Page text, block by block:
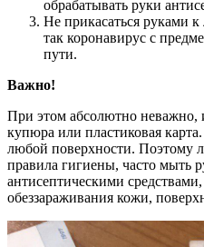
обрабатывать руки
Не прикасаться руками
так коронавирус с
пути.
Важно!
При этом абсолютно неважно,
купюра или пластиковая
любой поверхности. Поэтому
правила гигиены, часто мыть
антисептическими
обеззараживания кожи,